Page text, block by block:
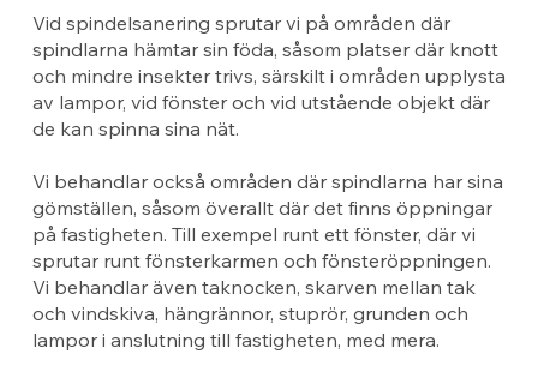
Vid spindelsanering sprutar vi på områden där
spindlarna hämtar sin föda, såsom platser där knott
och mindre insekter trivs, särskilt i områden upplysta
av lampor, vid fönster och vid utstående objekt där
de kan spinna sina nät.
Vi behandlar också områden där spindlarna har sina
gömställen, såsom överallt där det finns öppningar
på fastigheten. Till exempel runt ett fönster, där vi
sprutar runt fönsterkarmen och fönsteröppningen.
Vi behandlar även taknocken, skarven mellan tak
och vindskiva, hängrännor, stuprör, grunden och
lampor i anslutning till fastigheten, med mera.